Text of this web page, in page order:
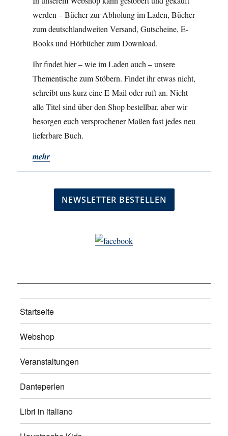
werden – Bücher zur Abholung im Laden, Bücher
zum deutschlandweiten Versand, Gutscheine, E-
Books und Hörbücher zum Download.
Ihr findet hier – wie im Laden auch – unsere
Thementische zum Stöbern. Findet ihr etwas nicht,
schreibt uns kurz eine E-Mail oder ruft an. Nicht
alle Titel sind über den Shop bestellbar, aber wir
besorgen euch versprochener Maßen fast jedes neu
lieferbare Buch.
mehr
Startseite
Webshop
Veranstaltungen
Danteperlen
Libri in italiano